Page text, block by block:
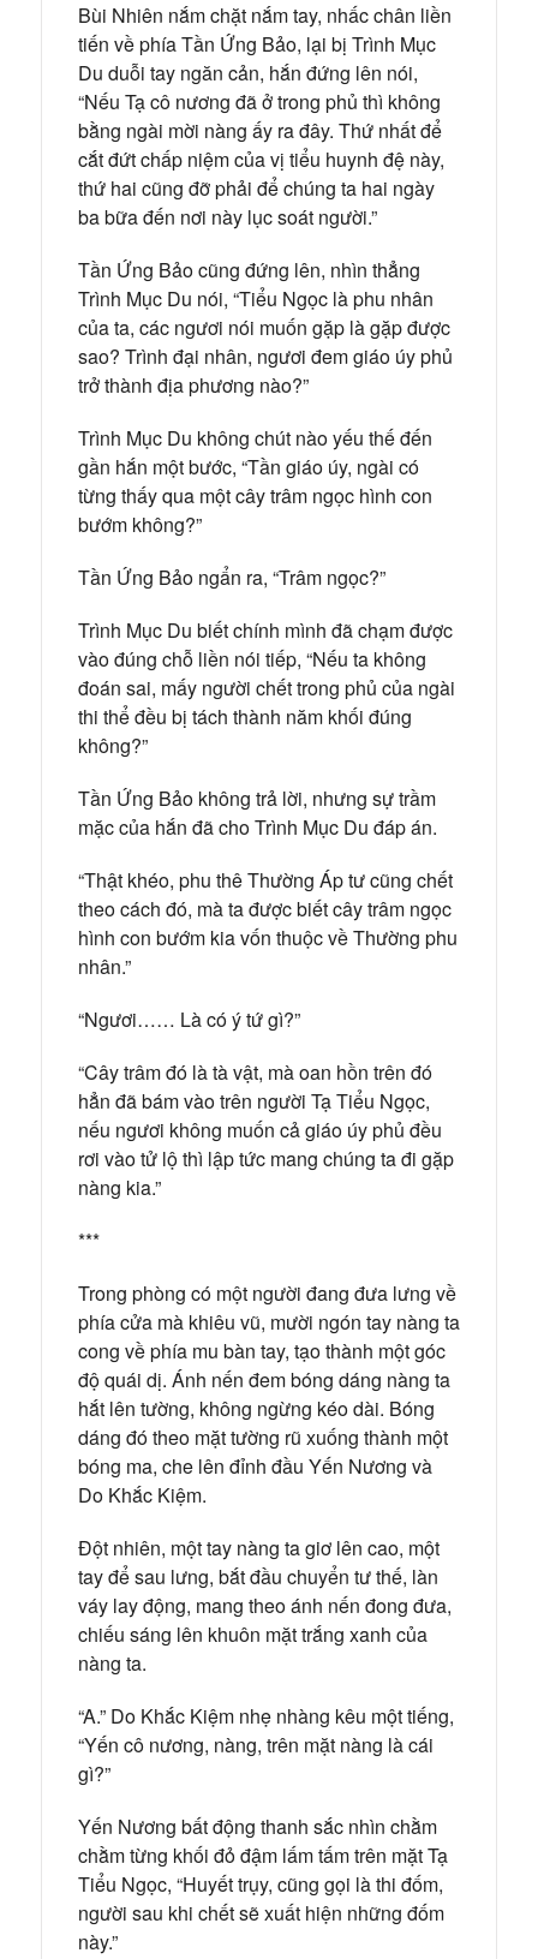
Bùi Nhiên nắm chặt nắm tay, nhấc chân liền
tiến về phía Tần Ứng Bảo, lại bị Trình Mục
Du duỗi tay ngăn cản, hắn đứng lên nói,
“Nếu Tạ cô nương đã ở trong phủ thì không
bằng ngài mời nàng ấy ra đây. Thứ nhất để
cắt đứt chấp niệm của vị tiểu huynh đệ này,
thứ hai cũng đỡ phải để chúng ta hai ngày
ba bữa đến nơi này lục soát người.”
Tần Ứng Bảo cũng đứng lên, nhìn thẳng
Trình Mục Du nói, “Tiểu Ngọc là phu nhân
của ta, các ngươi nói muốn gặp là gặp được
sao? Trình đại nhân, ngươi đem giáo úy phủ
trở thành địa phương nào?”
Trình Mục Du không chút nào yếu thế đến
gần hắn một bước, “Tần giáo úy, ngài có
từng thấy qua một cây trâm ngọc hình con
bướm không?”
Tần Ứng Bảo ngẩn ra, “Trâm ngọc?”
Trình Mục Du biết chính mình đã chạm được
vào đúng chỗ liền nói tiếp, “Nếu ta không
đoán sai, mấy người chết trong phủ của ngài
thi thể đều bị tách thành năm khối đúng
không?”
Tần Ứng Bảo không trả lời, nhưng sự trầm
mặc của hắn đã cho Trình Mục Du đáp án.
“Thật khéo, phu thê Thường Áp tư cũng chết
theo cách đó, mà ta được biết cây trâm ngọc
hình con bướm kia vốn thuộc về Thường phu
nhân.”
“Ngươi…… Là có ý tứ gì?”
“Cây trâm đó là tà vật, mà oan hồn trên đó
hẳn đã bám vào trên người Tạ Tiểu Ngọc,
nếu ngươi không muốn cả giáo úy phủ đều
rơi vào tử lộ thì lập tức mang chúng ta đi gặp
nàng kia.”
***
Trong phòng có một người đang đưa lưng về
phía cửa mà khiêu vũ, mười ngón tay nàng ta
cong về phía mu bàn tay, tạo thành một góc
độ quái dị. Ánh nến đem bóng dáng nàng ta
hắt lên tường, không ngừng kéo dài. Bóng
dáng đó theo mặt tường rũ xuống thành một
bóng ma, che lên đỉnh đầu Yến Nương và
Do Khắc Kiệm.
Đột nhiên, một tay nàng ta giơ lên cao, một
tay để sau lưng, bắt đầu chuyển tư thế, làn
váy lay động, mang theo ánh nến đong đưa,
chiếu sáng lên khuôn mặt trắng xanh của
nàng ta.
“A.” Do Khắc Kiệm nhẹ nhàng kêu một tiếng,
“Yến cô nương, nàng, trên mặt nàng là cái
gì?”
Yến Nương bất động thanh sắc nhìn chằm
chằm từng khối đỏ đậm lấm tấm trên mặt Tạ
Tiểu Ngọc, “Huyết trụy, cũng gọi là thi đốm,
người sau khi chết sẽ xuất hiện những đốm
này.”